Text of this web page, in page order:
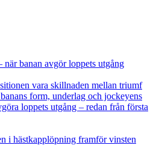
när banan avgör loppets utgång
vara skillnaden mellan triumf
form, underlag och jockeyens
loppets utgång – redan från första
i hästkapplöpning framför vinsten